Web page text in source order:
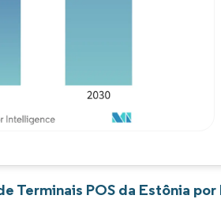
Terminais POS da Estônia